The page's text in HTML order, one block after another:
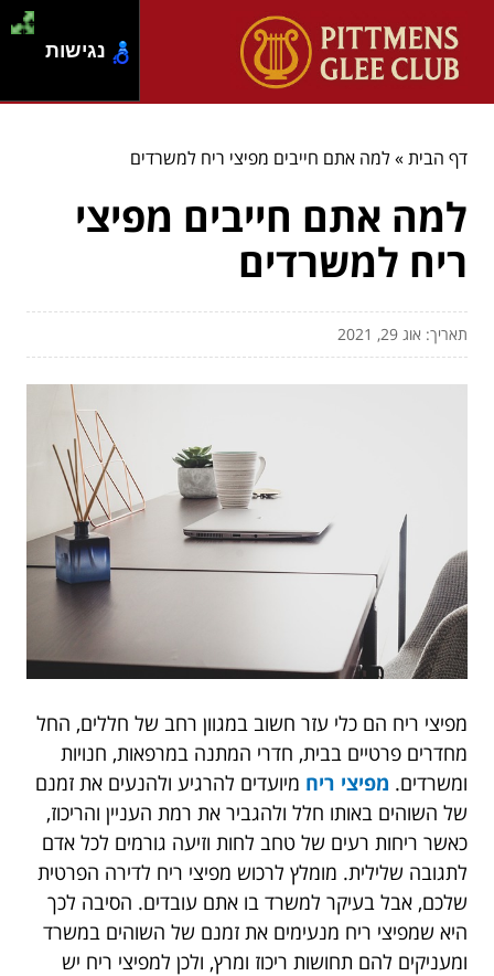
דף הבית»למה אתם חייבים מפיצי ריח למשרדים
למה אתם חייבים מפיצי
ריח למשרדים
תאריך: אוג 29, 2021
מפיצי ריח הם כלי עזר חשוב במגוון רחב של חללים, החל
מחדרים פרטיים בבית, חדרי המתנה במרפאות, חנויות
ומשרדים. מפיצי ריח מיועדים להרגיע ולהנעים את זמנם
של השוהים באותו חלל ולהגביר את רמת העניין והריכוז,
כאשר ריחות רעים של טחב לחות וזיעה גורמים לכל אדם
לתגובה שלילית. מומלץ לרכוש מפיצי ריח לדירה הפרטית
שלכם, אבל בעיקר למשרד בו אתם עובדים. הסיבה לכך
היא שמפיצי ריח מנעימים את זמנם של השוהים במשרד
ומעניקים להם תחושות ריכוז ומרץ, ולכן למפיצי ריח יש
נגישות